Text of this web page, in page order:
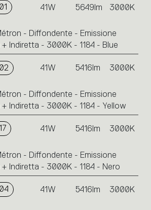
41W 5649lm 3000K
- Diffondente - Emissione
+ Indiretta - 3000K - 1184 - Blue
41W 5416lm 3000K
- Diffondente - Emissione
+ Indiretta - 3000K - 1184 - Yellow
41W 5416lm 3000K
- Diffondente - Emissione
Indiretta - 3000K - 1184 - Nero
41W 5416lm 3000K